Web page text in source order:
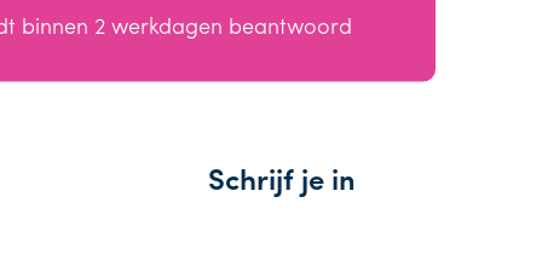
binnen 2 werkdagen beantwoord
Schrijf je in